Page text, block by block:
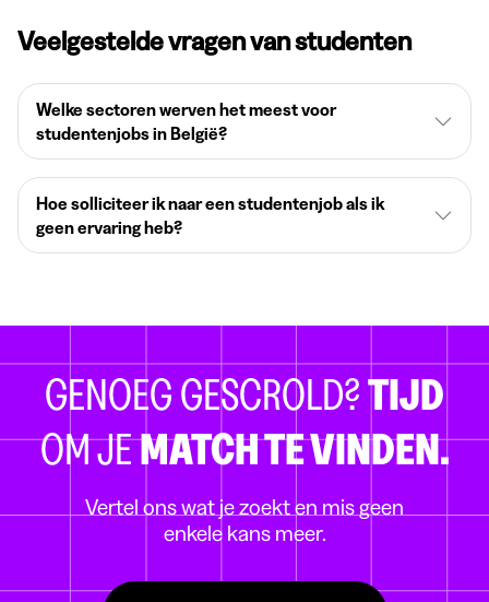
Veelgestelde vragen van studenten
Welke sectoren werven het meest voor
studentenjobs in België?
Hoe solliciteer ik naar een studentenjob als ik
geen ervaring heb?
GENOEG GESCROLD?TIJD
OM JEMATCH TE VINDEN.
Vertel ons wat je zoekt en mis geen
enkele kans meer.